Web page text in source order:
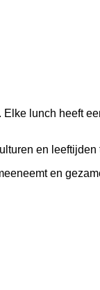
lunch heeft
en leeftijden
en